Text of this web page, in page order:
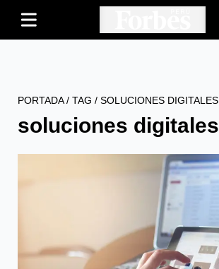
PORTADA/ TAG / SOLUCIONES DIGITALES
soluciones digitales